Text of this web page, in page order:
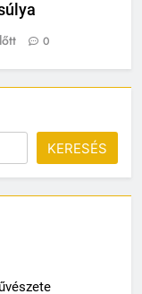
0
KERESÉS